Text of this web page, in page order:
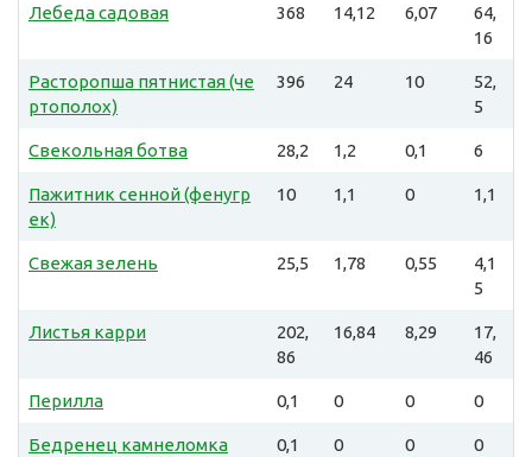
Лебеда садовая 368 14,12 6,07
64,
16
Расторопша пятнистая (че
ртополох)
396 24 10
52,
5
Свекольная ботва 28,2 1,2 0,1 6
Пажитник сенной (фенугр
ек)
10 1,1 0 1,1
Свежая зелень 25,5 1,78 0,55
4,1
5
Листья карри
202,
86
16,84 8,29
17,
46
Перилла 0,1 0 0 0
Бедренец камнеломка 0,1 0 0 0